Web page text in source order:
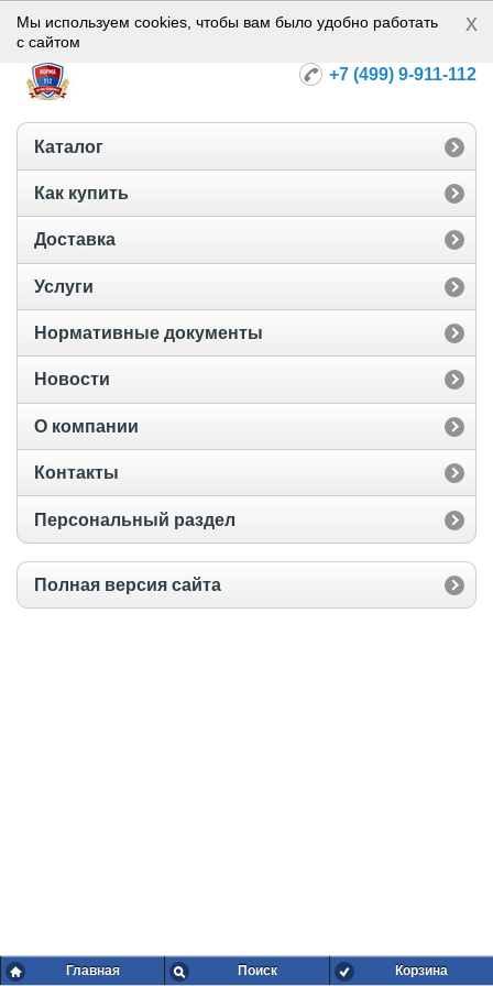
Норма-112
+7 (499) 9-911-112
Каталог
Как купить
Доставка
Услуги
Нормативные документы
Новости
О компании
Контакты
Персональный раздел
Полная версия сайта
Главная Поиск Корзина
Мы используем cookies, чтобы вам было удобно работать
с сайтом
x